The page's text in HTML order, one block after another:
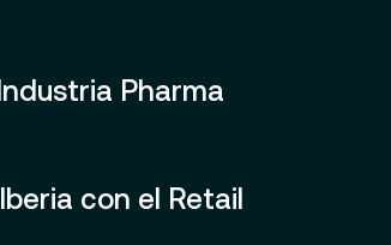
Pharma
con el Retail